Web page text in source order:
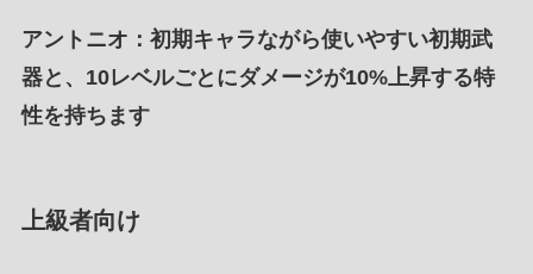
アントニオ ：初期キャラながら使いやすい初期武
器と、10レベルごとにダメージが10%上昇する特
性を持ちます
上級者向け